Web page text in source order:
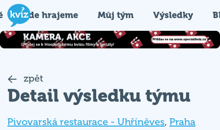
Kde hrajeme Můj tým Výsledky
zpět
Detail výsledku týmu
Pivovarská restaurace - Uhříněves, Praha